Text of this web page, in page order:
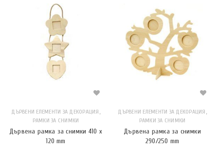
ДЪРВЕНИ ЕЛЕМЕНТИ ЗА ДЕКОРАЦИЯ ,
РАМКИ ЗА СНИМКИ
Дървена рамка за снимки 410 x
120 mm
ДЪРВЕНИ ЕЛЕМЕНТИ ЗА ДЕКОРАЦИЯ ,
РАМКИ ЗА СНИМКИ
Дървена рамка за снимки
290/250 mm